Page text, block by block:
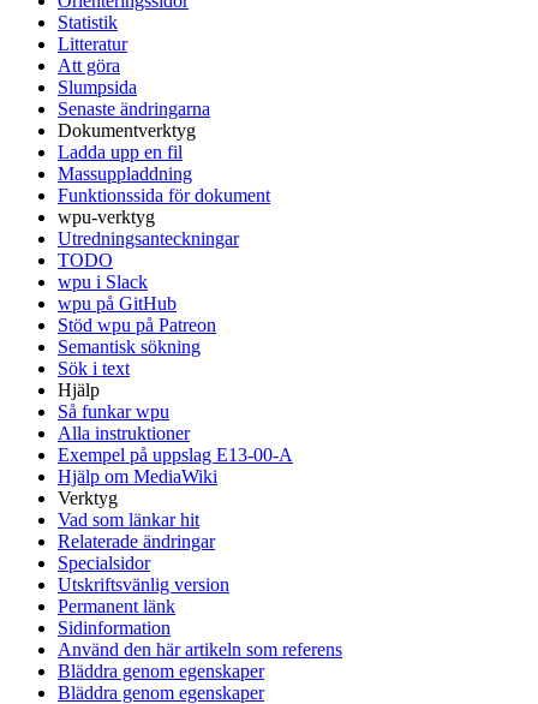
Statistik
Litteratur
Att göra
Slumpsida
Senaste ändringarna
Dokumentverktyg
Ladda upp en fil
Massuppladdning
Funktionssida för dokument
wpu-verktyg
Utredningsanteckningar
TODO
wpu i Slack
wpu på GitHub
Stöd wpu på Patreon
Semantisk sökning
Sök i text
Hjälp
Så funkar wpu
Alla instruktioner
Exempel på uppslag E13-00-A
Hjälp om MediaWiki
Verktyg
Vad som länkar hit
Relaterade ändringar
Specialsidor
Utskriftsvänlig version
Permanent länk
Sidinformation
Använd den här artikeln som referens
Bläddra genom egenskaper
Bläddra genom egenskaper